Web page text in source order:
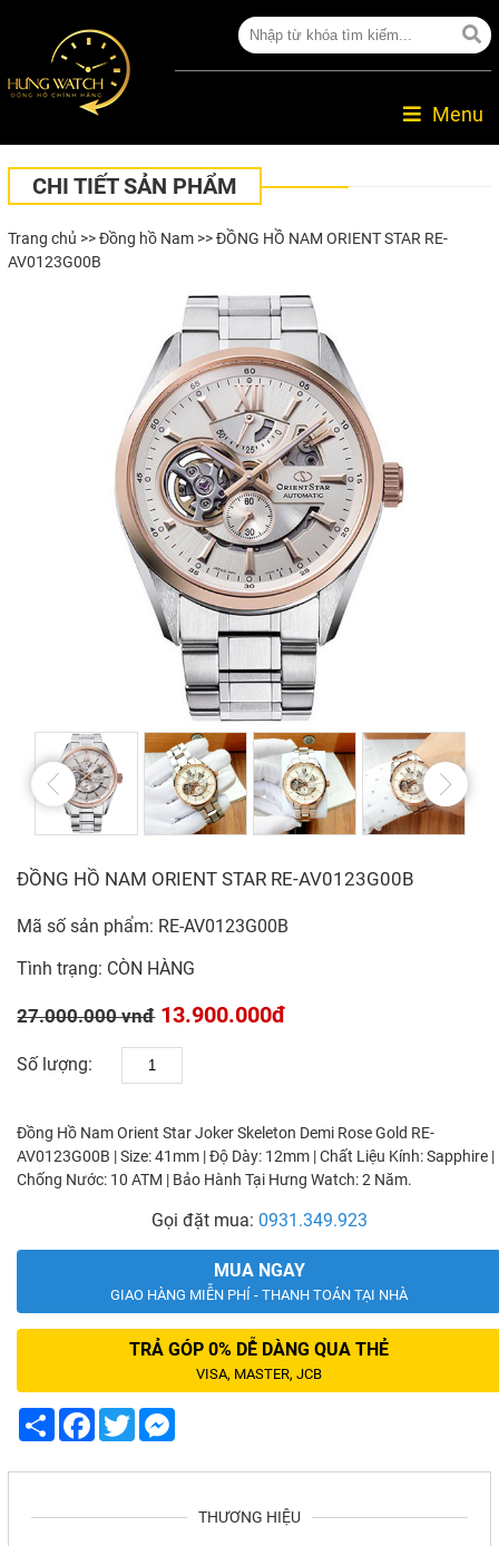
Menu
CHI TIẾT SẢN PHẨM
Trang chủ >>Đồng hồ Nam>> ĐỒNG HỒ NAM ORIENT STAR RE-
AV0123G00B
ĐỒNG HỒ NAM ORIENT STAR RE-AV0123G00B
Mã số sản phẩm: RE-AV0123G00B
Tình trạng: CÒN HÀNG
27.000.000 vnđ13.900.000đ
Số lượng:
Đồng Hồ Nam Orient Star Joker Skeleton Demi Rose Gold RE-
AV0123G00B | Size: 41mm | Độ Dày: 12mm | Chất Liệu Kính: Sapphire |
Chống Nước: 10 ATM | Bảo Hành Tại Hưng Watch: 2 Năm.
Gọi đặt mua: 0931.349.923
MUA NGAY
GIAO HÀNG MIỄN PHÍ - THANH TOÁN TẠI NHÀ
TRẢ GÓP 0% DỄ DÀNG QUA THẺ
VISA, MASTER, JCB
ShareFacebook
Twitter
THƯƠNG HIỆU